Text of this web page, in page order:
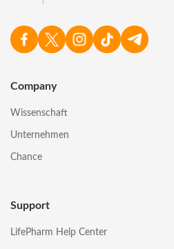
Company
Wissenschaft
Unternehmen
Chance
Support
LifePharm Help Center